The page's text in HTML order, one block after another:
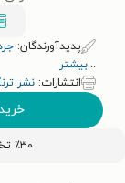
پدیدآورندگان:
...بیشتر
انتشارات: نشر
٪۳۰ تخفیف اولین خرید کتاب با کد